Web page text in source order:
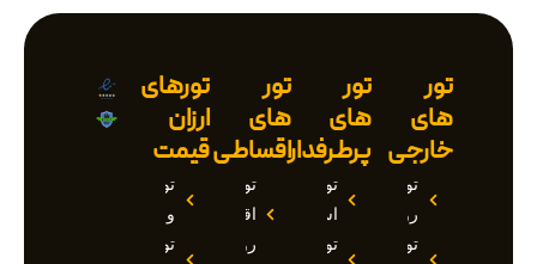
تور
های
خارجی
تور
روسیه
تور
تور
های
پرطرفدار
تور
استانبول
تور
تور
های
اقساطی
تور
اقساطی
روسیه
تورهای
ارزان
قیمت
تور
وان
تور